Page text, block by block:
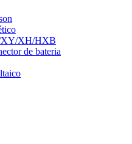
XH/HXB
de bateria